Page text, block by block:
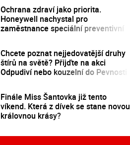
Ochrana zdraví jako priorita.
Honeywell nachystal pro
zaměstnance speciální preventivní
Chcete poznat nejjedovatější druhy
štírů na světě? Přijďte na akci
Odpudiví nebo kouzelní do Pevnosti
Finále Miss Šantovka již tento
víkend. Která z dívek se stane novou
královnou krásy?